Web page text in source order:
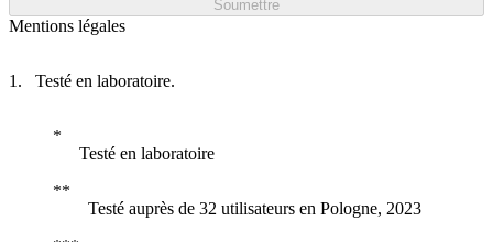
Soumettre
Mentions légales
Testé en laboratoire.
Testé en laboratoire
Testé auprès de 32 utilisateurs en Pologne, 2023